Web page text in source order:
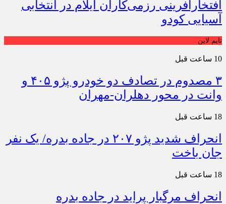
افتخارآفرینی رزمی‌کاران ایلام در انتخابی
آسیایی کودو
تایم لاین
10 ساعت قبل
۳ مصدوم در تصادف دو خودرو پژو ۴۰۵ و
وانت در محور دهلران-مهران
18 ساعت قبل
انحراف شدید پژو ۲۰۷ در جاده بدره/ یک نفر
جان باخت
18 ساعت قبل
انحراف مرگبار پراید در جاده بدره